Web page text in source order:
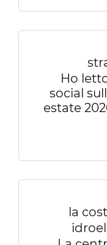
Ho
social
estate
la